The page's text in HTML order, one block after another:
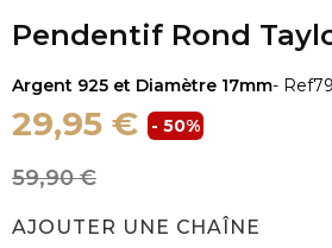
Pendentif Rond
Argent 925 et Diamètre 17mm- Ref
29,95 € - 50%
59,90 €
AJOUTER UNE CHAÎNE